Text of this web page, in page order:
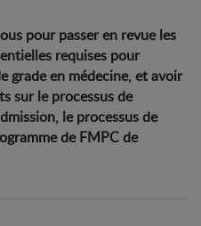
pour passer en revue les
requises pour
grade en médecine, et avoir
sur le processus de
le processus de
de FMPC de